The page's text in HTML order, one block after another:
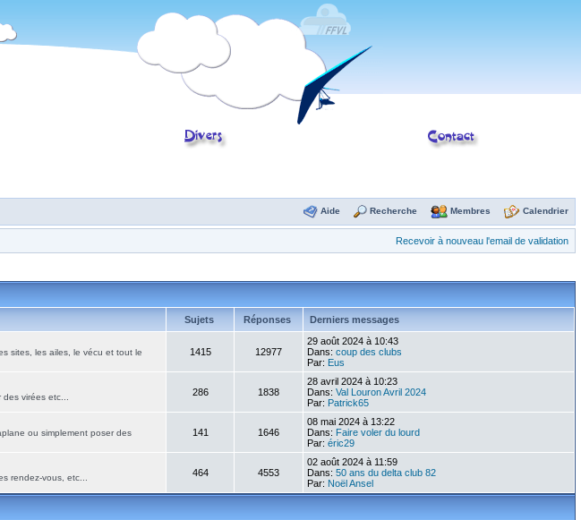
Aide Recherche Membres Calendrier
Recevoir à nouveau l'email de validation
Sujets Réponses Derniers messages
sites, les ailes, le vécu et tout le
1415 12977
29 août 2024 à 10:43
Dans: coup des clubs
Par: Eus
virées etc... 286 1838
28 avril 2024 à 10:23
Dans: Val Louron Avril 2024
Par: Patrick65
ou simplement poser des
141 1646
08 mai 2024 à 13:22
Dans: Faire voler du lourd
Par: éric29
rendez-vous, etc... 464 4553
02 août 2024 à 11:59
Dans: 50 ans du delta club 82
Par: Noël Ansel